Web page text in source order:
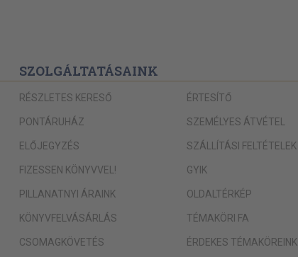
SZOLGÁLTATÁSAINK
RÉSZLETES KERESŐ
PONTÁRUHÁZ
ELŐJEGYZÉS
FIZESSEN KÖNYVVEL!
PILLANATNYI ÁRAINK
KÖNYVFELVÁSÁRLÁS
CSOMAGKÖVETÉS
ÉRTESÍTŐ
SZEMÉLYES ÁTVÉTEL
SZÁLLÍTÁSI FELTÉTELEK
GYIK
OLDALTÉRKÉP
TÉMAKÖRI FA
ÉRDEKES TÉMAKÖREINK